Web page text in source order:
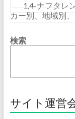
1,4-ナフタレ
カー別、地域別
検索
サイト運営